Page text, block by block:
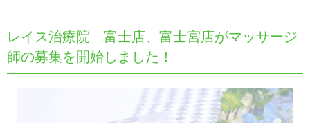
レイス治療院 富士店、富士宮店がマッサージ
師の募集を開始しました！